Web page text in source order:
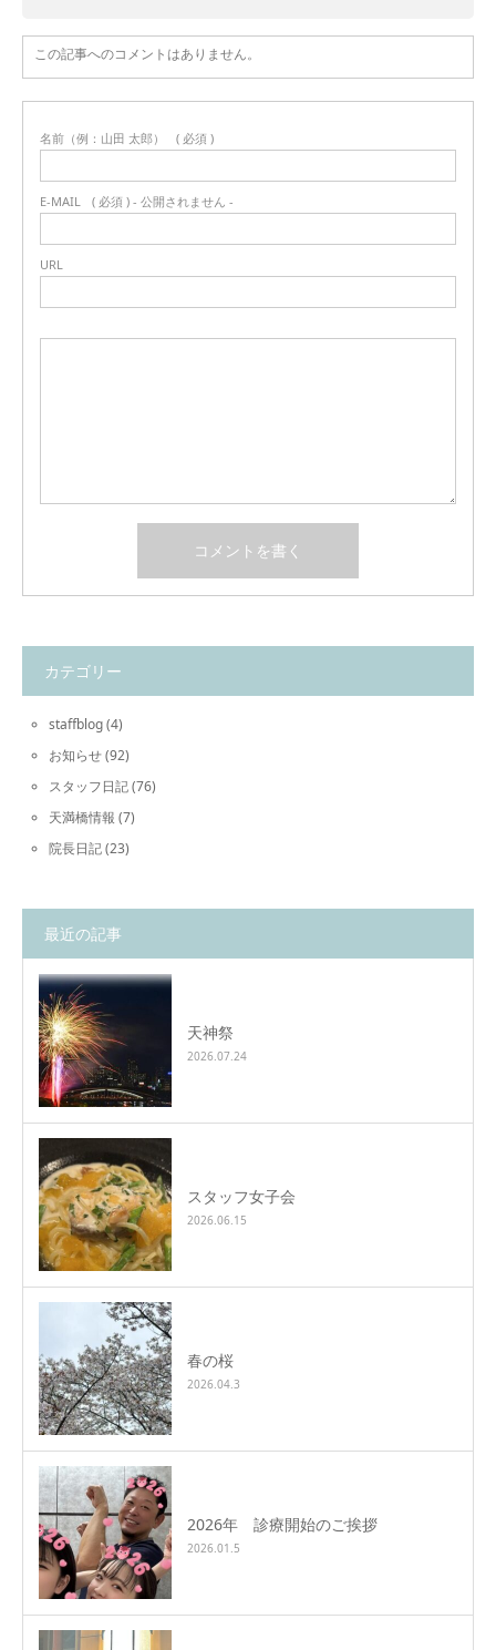
この記事へのコメントはありません。
名前（例：山田 太郎） ( 必須 )
E-MAIL ( 必須 ) - 公開されません -
URL
カテゴリー
staffblog(4)
お知らせ(92)
スタッフ日記(76)
天満橋情報 (7)
院長日記(23)
最近の記事
天神祭
2026.07.24
スタッフ女子会
2026.06.15
春の桜
2026.04.3
2026年 診療開始のご挨拶
2026.01.5